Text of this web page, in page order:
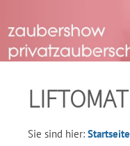
LIFTOMAT
Sie sind hier: Startseite